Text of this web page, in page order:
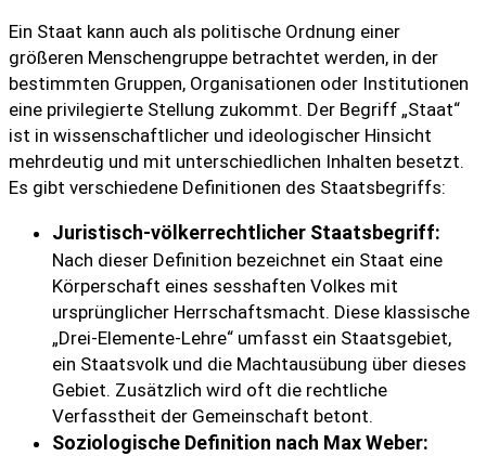
Ein Staat kann auch als politische Ordnung einer
größeren Menschengruppe betrachtet werden, in der
bestimmten Gruppen, Organisationen oder Institutionen
eine privilegierte Stellung zukommt. Der Begriff „Staat“
ist in wissenschaftlicher und ideologischer Hinsicht
mehrdeutig und mit unterschiedlichen Inhalten besetzt.
Es gibt verschiedene Definitionen des Staatsbegriffs:
Juristisch-völkerrechtlicher Staatsbegriff:
Nach dieser Definition bezeichnet ein Staat eine
Körperschaft eines sesshaften Volkes mit
ursprünglicher Herrschaftsmacht. Diese klassische
„Drei-Elemente-Lehre“ umfasst ein Staatsgebiet,
ein Staatsvolk und die Machtausübung über dieses
Gebiet. Zusätzlich wird oft die rechtliche
Verfasstheit der Gemeinschaft betont.
Soziologische Definition nach Max Weber: